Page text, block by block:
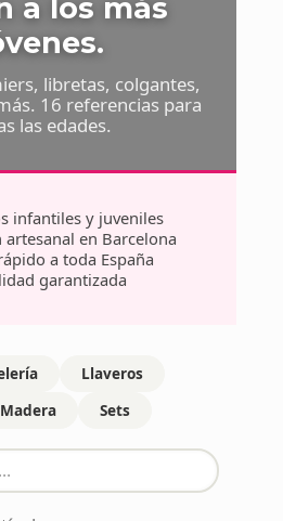
a los más
libretas, colgantes,
16 referencias para
las edades.
infantiles y juveniles
en Barcelona
a toda España
garantizada
Llaveros
Madera Sets